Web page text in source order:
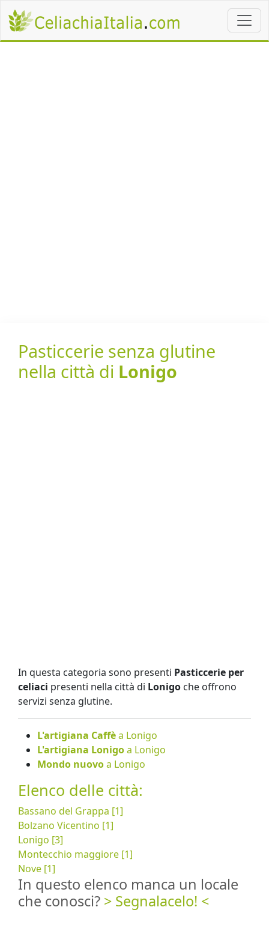
Pasticcerie senza glutine
nella città di Lonigo
In questa categoria sono presenti Pasticcerie per
celiaci presenti nella città di Lonigo che offrono
servizi senza glutine.
L'artigiana Caffèa Lonigo
L'artigiana Lonigoa Lonigo
Mondo nuovoa Lonigo
Elenco delle città:
Bassano del Grappa [1]
Bolzano Vicentino [1]
Lonigo [3]
Montecchio maggiore [1]
Nove [1]
In questo elenco manca un locale
che conosci? > Segnalacelo! <